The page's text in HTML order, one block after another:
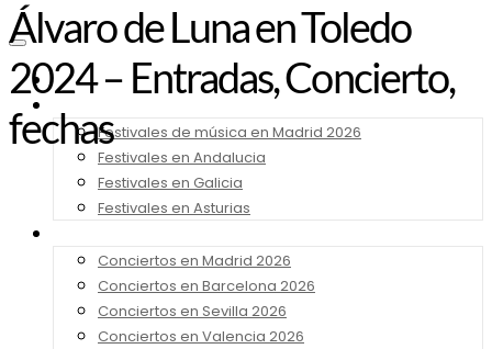
Noticias
Festivales de música en Madrid 2026
Festivales en Andalucia
Festivales en Galicia
Festivales en Asturias
Conciertos en Madrid 2026
Conciertos en Barcelona 2026
Conciertos en Sevilla 2026
Conciertos en Valencia 2026
Álvaro de Luna en Toledo
2024 – Entradas, Concierto,
fechas